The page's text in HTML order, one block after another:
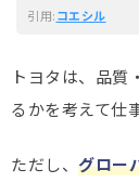
引用:コエシル
トヨタは、品質
るかを考えて仕
ただし、 グロー